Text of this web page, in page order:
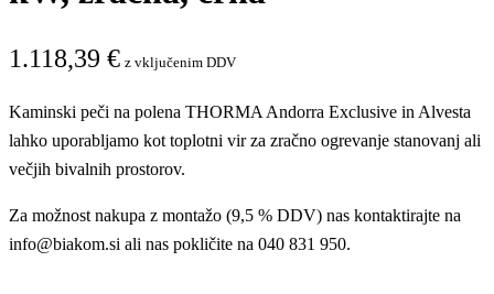
1.118,39 € z vključenim DDV
Kaminski peči na polena THORMA Andorra Exclusive in Alvesta
lahko uporabljamo kot toplotni vir za zračno ogrevanje stanovanj ali
večjih bivalnih prostorov.
Za možnost nakupa z montažo (9,5 % DDV) nas kontaktirajte na
info@biakom.si ali nas pokličite na 040 831 950.